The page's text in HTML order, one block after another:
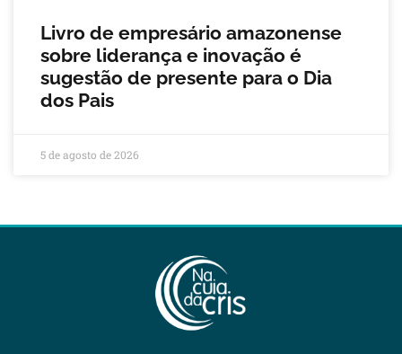
Livro de empresário amazonense
sobre liderança e inovação é
sugestão de presente para o Dia
dos Pais
5 de agosto de 2026